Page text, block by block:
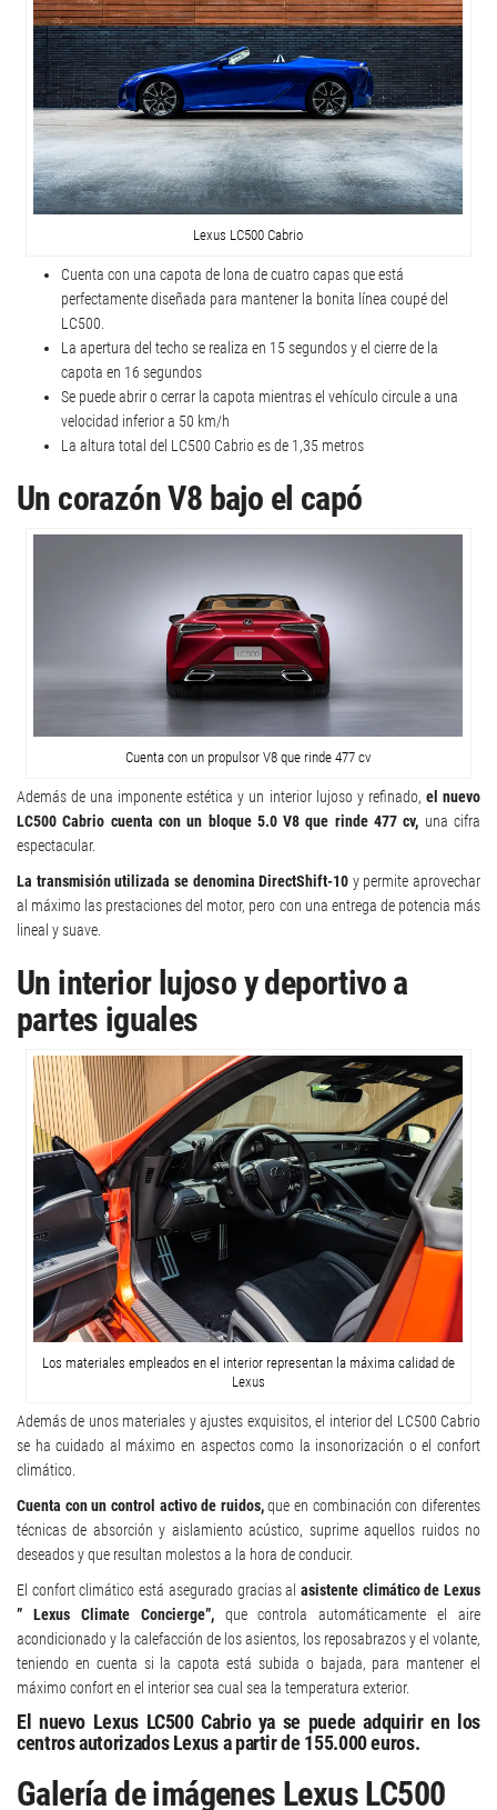
Lexus LC500 Cabrio
Cuenta con una capota de lona de cuatro capas que está
perfectamente diseñada para mantener la bonita línea coupé del
LC500.
La apertura del techo se realiza en 15 segundos y el cierre de la
capota en 16 segundos
Se puede abrir o cerrar la capota mientras el vehículo circule a una
velocidad inferior a 50 km/h
La altura total del LC500 Cabrio es de 1,35 metros
Un corazón V8 bajo el capó
Cuenta con un propulsor V8 que rinde 477 cv
Además de una imponente estética y un interior lujoso y refinado, el nuevo
LC500 Cabrio cuenta con un bloque 5.0 V8 que rinde 477 cv, una cifra
espectacular.
La transmisión utilizada se denomina DirectShift-10 y permite aprovechar
al máximo las prestaciones del motor, pero con una entrega de potencia más
lineal y suave.
Un interior lujoso y deportivo a
partes iguales
Los materiales empleados en el interior representan la máxima calidad de
Lexus
Además de unos materiales y ajustes exquisitos, el interior del LC500 Cabrio
se ha cuidado al máximo en aspectos como la insonorización o el confort
climático.
Cuenta con un control activo de ruidos,que en combinación con diferentes
técnicas de absorción y aislamiento acústico, suprime aquellos ruidos no
deseados y que resultan molestos a la hora de conducir.
El confort climático está asegurado gracias al asistente climático de Lexus
” Lexus Climate Concierge”,que controla automáticamente el aire
acondicionado y la calefacción de los asientos, los reposabrazos y el volante,
teniendo en cuenta si la capota está subida o bajada, para mantener el
máximo confort en el interior sea cual sea la temperatura exterior.
El nuevo Lexus LC500 Cabrio ya se puede adquirir en los
centros autorizados Lexus a partir de 155.000 euros.
Galería de imágenes Lexus LC500